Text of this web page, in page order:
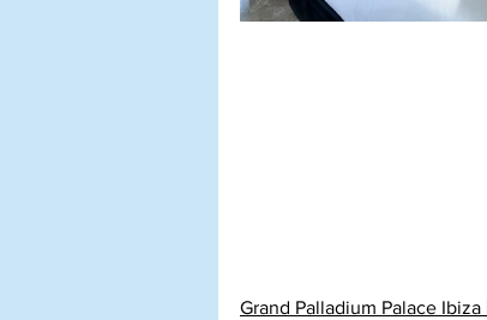
Grand Palladium Palace Ibiza